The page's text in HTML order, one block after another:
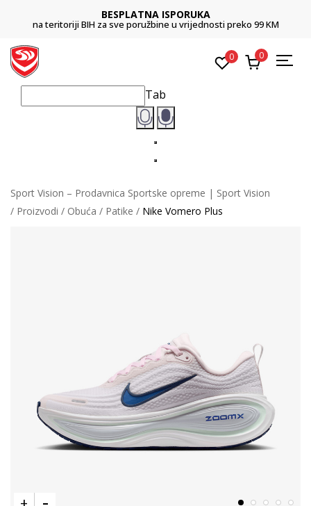
BESPLATNA ISPORUKA
na teritoriji BIH za sve poružbine u vrijednosti preko 99 KM
0 0
Tab
Sport Vision – Prodavnica Sportske opreme | Sport Vision
Proizvodi
Obuća Patike Nike Vomero Plus